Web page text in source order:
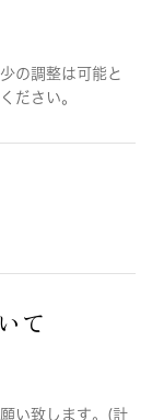
の調整は可能と
ください。
て
い致します。(計